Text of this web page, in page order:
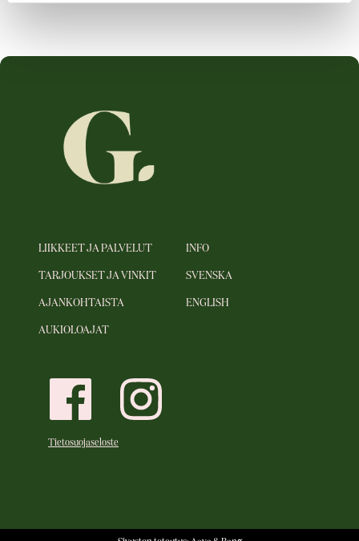
LIIKKEET JA PALVELUT
TARJOUKSET JA VINKIT
AJANKOHTAISTA
AUKIOLOAJAT
INFO
SVENSKA
ENGLISH
Tietosuojaseloste